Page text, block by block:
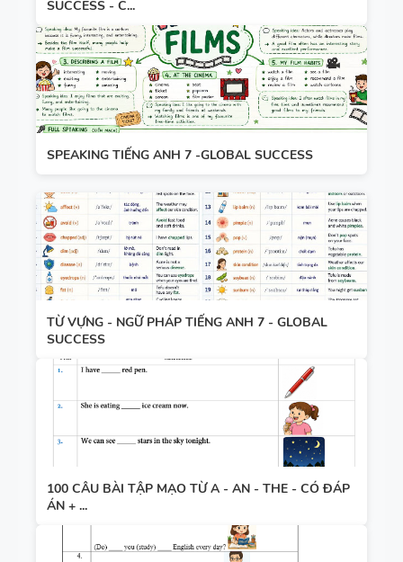
SUCCESS - C...
SPEAKING TIẾNG ANH 7 -GLOBAL SUCCESS
TỪ VỰNG - NGỮ PHÁP TIẾNG ANH 7 - GLOBAL
SUCCESS
100 CÂU BÀI TẬP MẠO TỪ A - AN - THE - CÓ ĐÁP
ÁN + ...